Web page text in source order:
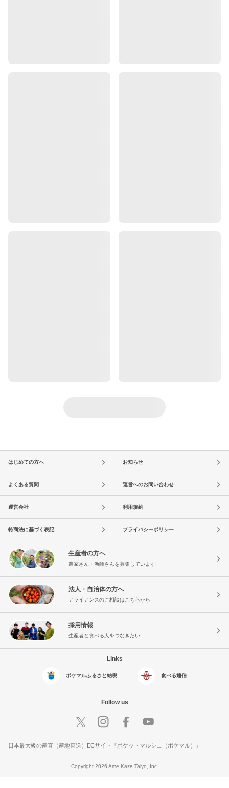
はじめての方へ お知らせ
よくある質問 運営へのお問い合わせ
運営会社 利用規約
特商法に基づく表記 プライバシーポリシー
生産者の方へ
農家さん・漁師さんを募集しています!
法人・自治体の方へ
アライアンスのご相談はこちらから
採用情報
生産者と食べる人をつなぎたい
Links
ポケマルふるさと納税 食べる通信
Follow us
日本最大級の産直（産地直送）ECサイト『ポケットマルシェ（ポケマル）』
Copyright 2026 Ame Kaze Taiyo, Inc.